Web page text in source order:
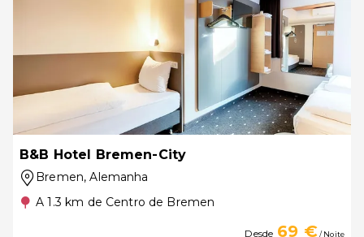
B&B Hotel Bremen-City
Bremen, Alemanha
A 1.3 km de Centro de Bremen
Desde 69 €/ Noite